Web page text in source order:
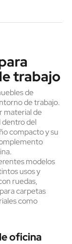
trabajo
de
de trabajo.
material de
dentro del
compacto y su
modelos
usos y
ruedas,
carpetas
como
oficina